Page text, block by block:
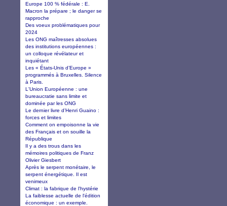
Europe 100 % fédérale : E.
Macron la prépare ; le danger se
rapproche
Des voeux problématiques pour
2024
Les ONG maîtresses absolues
des institutions européennes :
un colloque révélateur et
inquiétant
Les « États-Unis d’Europe »
programmés à Bruxelles. Silence
à Paris.
L'Union Européenne : une
bureaucratie sans limite et
dominée par les ONG
Le dernier livre d’Henri Guaino :
forces et limites
Comment on empoisonne la vie
des Français et on souille la
République
Il y a des trous dans les
mémoires politiques de Franz
Olivier Giesbert
Après le serpent monétaire, le
serpent énergétique. Il est
venimeux
Climat : la fabrique de l'hystérie
La faiblesse actuelle de l'édition
économique : un exemple.